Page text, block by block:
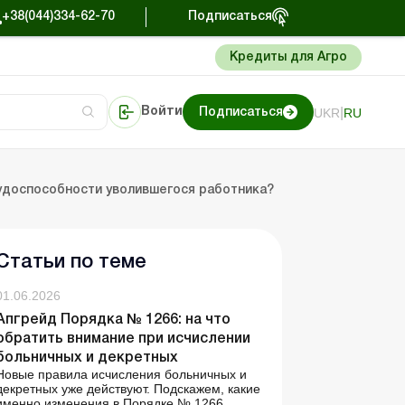
+38(044)334-62-70 Подписаться
Кредиты для Агро
Войти Подписаться UKR RU
уволившегося работника?
по теме
Порядка № 1266: на что
внимание при исчислении
и декретных
правила исчисления больничных и
уже действуют. Подскажем, какие